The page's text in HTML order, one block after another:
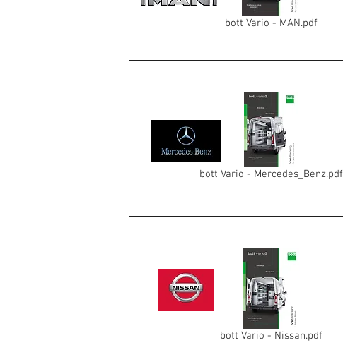
bott Vario - MAN.pdf
bott Vario - Mercedes_Benz.pdf
bott Vario - Nissan.pdf